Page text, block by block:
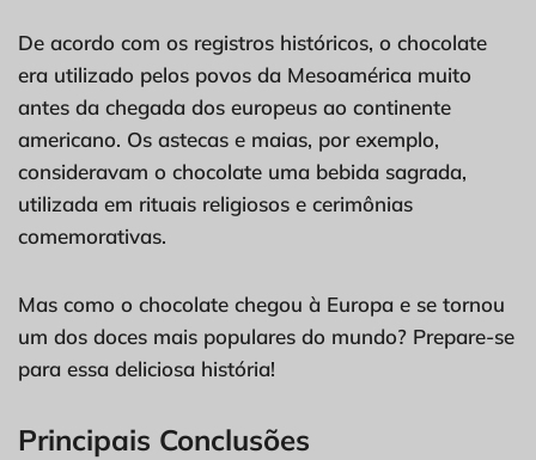
De acordo com os registros históricos, o chocolate
era utilizado pelos povos da Mesoamérica muito
antes da chegada dos europeus ao continente
americano. Os astecas e maias, por exemplo,
consideravam o chocolate uma bebida sagrada,
utilizada em rituais religiosos e cerimônias
comemorativas.
Mas como o chocolate chegou à Europa e se tornou
um dos doces mais populares do mundo? Prepare-se
para essa deliciosa história!
Principais Conclusões